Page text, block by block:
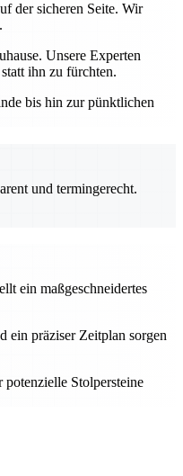
der sicheren Seite. Wir
Unsere Experten
ihn zu fürchten.
bis hin zur pünktlichen
und termingerecht.
ein maßgeschneidertes
ein präziser Zeitplan sorgen
Stolpersteine